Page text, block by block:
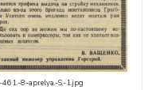
8-aprelya.-S.-1.jpg